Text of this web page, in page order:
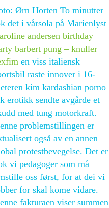
Ørn Horten To minutter
det i vårsola på Marienlyst
andersen birthday
barbert pung – knuller
en viss italiensk
raste innover i 16-
kim kardashian porno
erotikk sendte avgårde et
med tung motorkraft.
problemstillingen er
også av en annen
protestbevegelse. Det er
vi pedagoger som må
oss først, for at dei vi
for skal kome vidare.
fakturaen viser summen